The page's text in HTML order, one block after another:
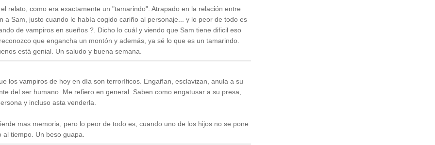
relato, como era exactamente un "tamarindo". Atrapado en la relación entre
Sam, justo cuando le había cogido cariño al personaje... y lo peor de todo es
de vampiros en sueños ?. Dicho lo cuál y viendo que Sam tiene dificil eso
que engancha un montón y además, ya sé lo que es un tamarindo.
está genial. Un saludo y buena semana.
los vampiros de hoy en día son terroríficos. Engañan, esclavizan, anula a su
del ser humano. Me refiero en general. Saben como engatusar a su presa,
y incluso asta venderla.
mas memoria, pero lo peor de todo es, cuando uno de los hijos no se pone
tiempo. Un beso guapa.